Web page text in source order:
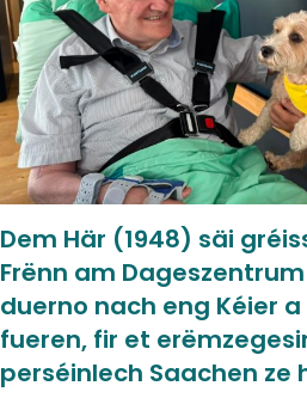
Dem Här (1948) säi
Frënn am
duerno nach eng Kéier a
fueren, fir et
perséinlech Saachen ze